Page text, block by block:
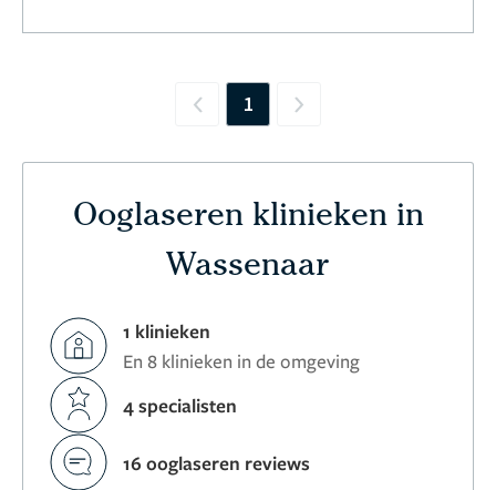
Previous
1 Next
Ooglaseren klinieken in
Wassenaar
1 klinieken
En 8 klinieken in de omgeving
4 specialisten
16 ooglaseren reviews